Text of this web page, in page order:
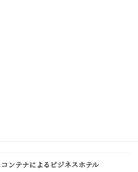
コンテナによるビジネスホテル